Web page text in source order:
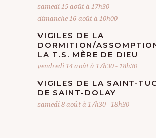
samedi 15 août à 17h30-
dimanche 16 août à 10h00
VIGILES DE LA
DORMITION/
LA T.S. MÈRE DE DIEU
vendredi 14 août à 17h30-18h30
VIGILES DE LA SAINT-
DE SAINT-DOLAY
samedi 8 août à 17h30-18h30